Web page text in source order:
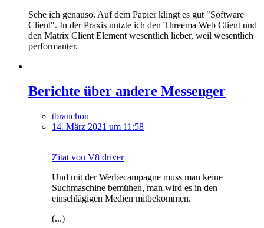
Sehe ich genauso. Auf dem Papier klingt es gut "Software
Client". In der Praxis nutzte ich den Threema Web Client und
den Matrix Client Element wesentlich lieber, weil wesentlich
performanter.
Berichte über andere Messenger
tbranchon
14. März 2021 um 11:58
Zitat von V8 driver
Und mit der Werbecampagne muss man keine
Suchmaschine bemühen, man wird es in den
einschlägigen Medien mitbekommen.
(...)